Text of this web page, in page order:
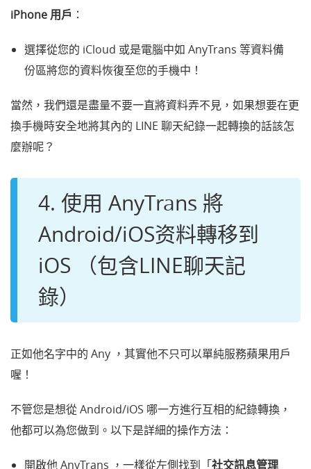
iPhone 用戶 ：
選擇從您的 iCloud 或是電腦中如 AnyTrans 等資料備
份區將您的資料恢復至您的手機中！
當然，我們還是盡量不要一直將資料弄不見，如果想要在更
換手機時安全地將其內的 LINE 聊天紀錄一起轉換的話該怎
麼辦呢？
4. 使用 AnyTrans 將
Android/iOS资料轉移到
iOS （包含LINE聊天記
錄）
正如他名字中的 Any ，其實他不只可以單純服務蘋果用戶
喔！
不管您是想從 Android/iOS 哪一方進行互相的紀錄轉換，
他都可以為您做到。以下是詳細的操作方法：
開啟他 AnyTrans ，一樣從左側找到「社交訊息管理